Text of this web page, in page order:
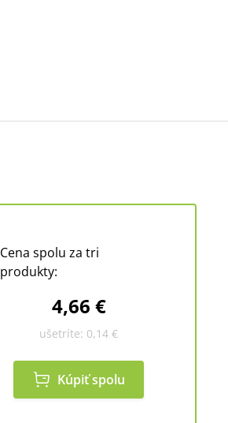
Cena spolu za tri
produkty:
4,66 €
ušetríte: 0,14 €
Kúpiť spolu